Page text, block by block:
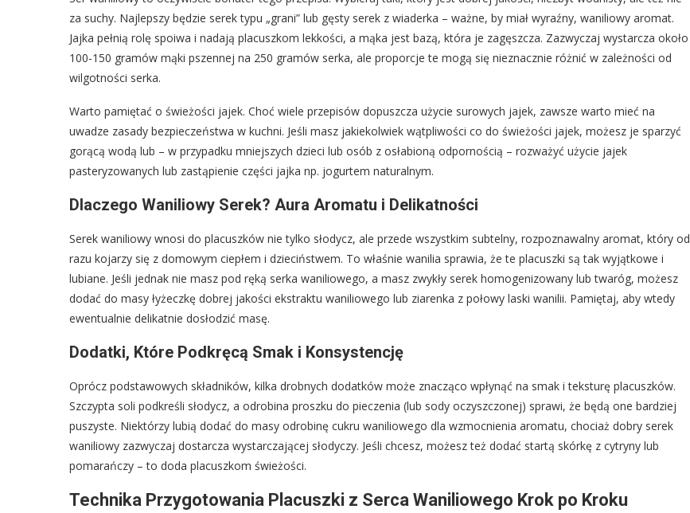
za suchy. Najlepszy będzie serek typu „grani” lub gęsty serek z wiaderka – ważne, by miał wyraźny, waniliowy aromat.
Jajka pełnią rolę spoiwa i nadają placuszkom lekkości, a mąka jest bazą, która je zagęszcza. Zazwyczaj wystarcza około
100-150 gramów mąki pszennej na 250 gramów serka, ale proporcje te mogą się nieznacznie różnić w zależności od
wilgotności serka.
Warto pamiętać o świeżości jajek. Choć wiele przepisów dopuszcza użycie surowych jajek, zawsze warto mieć na
uwadze zasady bezpieczeństwa w kuchni. Jeśli masz jakiekolwiek wątpliwości co do świeżości jajek, możesz je sparzyć
gorącą wodą lub – w przypadku mniejszych dzieci lub osób z osłabioną odpornością – rozważyć użycie jajek
pasteryzowanych lub zastąpienie części jajka np. jogurtem naturalnym.
Dlaczego Waniliowy Serek? Aura Aromatu i Delikatności
Serek waniliowy wnosi do placuszków nie tylko słodycz, ale przede wszystkim subtelny, rozpoznawalny aromat, który od
razu kojarzy się z domowym ciepłem i dzieciństwem. To właśnie wanilia sprawia, że te placuszki są tak wyjątkowe i
lubiane. Jeśli jednak nie masz pod ręką serka waniliowego, a masz zwykły serek homogenizowany lub twaróg, możesz
dodać do masy łyżeczkę dobrej jakości ekstraktu waniliowego lub ziarenka z połowy laski wanilii. Pamiętaj, aby wtedy
ewentualnie delikatnie dosłodzić masę.
Dodatki, Które Podkręcą Smak i Konsystencję
Oprócz podstawowych składników, kilka drobnych dodatków może znacząco wpłynąć na smak i teksturę placuszków.
Szczypta soli podkreśli słodycz, a odrobina proszku do pieczenia (lub sody oczyszczonej) sprawi, że będą one bardziej
puszyste. Niektórzy lubią dodać do masy odrobinę cukru waniliowego dla wzmocnienia aromatu, chociaż dobry serek
waniliowy zazwyczaj dostarcza wystarczającej słodyczy. Jeśli chcesz, możesz też dodać startą skórkę z cytryny lub
pomarańczy – to doda placuszkom świeżości.
Technika Przygotowania Placuszki z Serca Waniliowego Krok po Kroku